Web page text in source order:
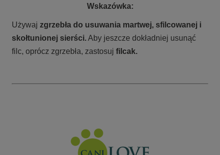
Wskazówka:
Używaj zgrzebła do usuwania martwej, sfilcowanej i
skołtunionej sierści.Aby jeszcze dokładniej usunąć
filc, oprócz zgrzebła, zastosuj filcak.